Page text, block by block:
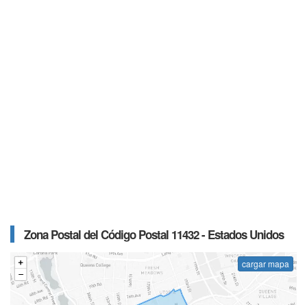
Zona Postal del Código Postal 11432 - Estados Unidos
cargar mapa